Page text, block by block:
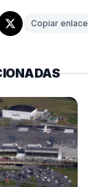
Copiar enlace